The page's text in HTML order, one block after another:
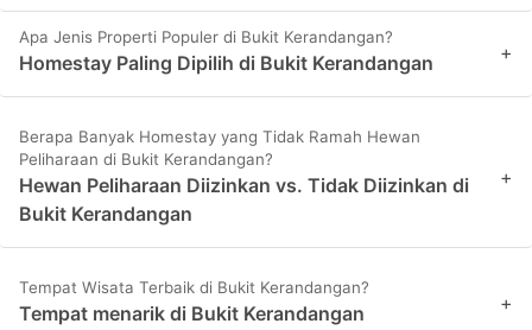
Apa Jenis Properti Populer di Bukit Kerandangan?
Homestay Paling Dipilih di Bukit Kerandangan +
Berapa Banyak Homestay yang Tidak Ramah Hewan
Peliharaan di Bukit Kerandangan?
Hewan Peliharaan Diizinkan vs. Tidak Diizinkan di
Bukit Kerandangan
+
Tempat Wisata Terbaik di Bukit Kerandangan?
Tempat menarik di Bukit Kerandangan +